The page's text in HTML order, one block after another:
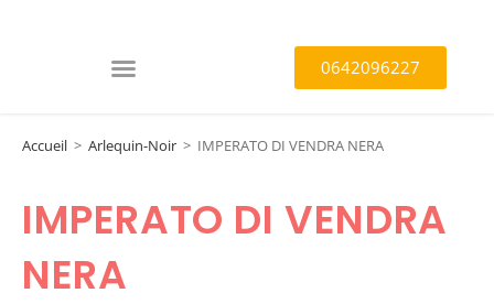
0642096227
Accueil > Arlequin-Noir > IMPERATO DI VENDRA NERA
IMPERATO DI VENDRA
NERA